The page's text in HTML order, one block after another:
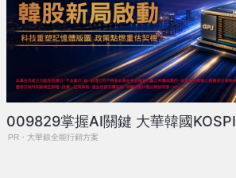
009829掌握AI關鍵 大華韓國
PR・大華銀全能行銷方案